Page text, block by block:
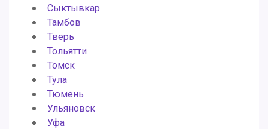
Сыктывкар
Тамбов
Тверь
Тольятти
Томск
Тула
Тюмень
Ульяновск
Уфа